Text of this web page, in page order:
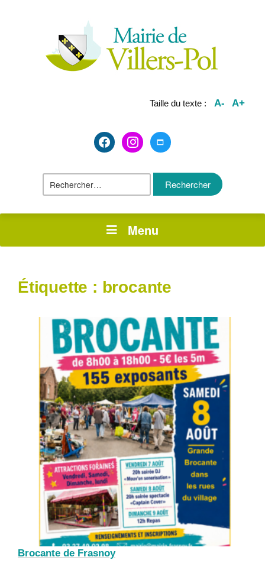
Taille du texte : A- A+
facebook2instagrammaximize
Rechercher :
Menu
Étiquette : brocante
Brocante de Frasnoy